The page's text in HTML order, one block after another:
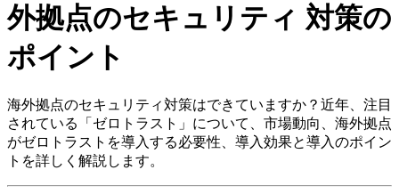
外拠点のセキュリティ 対策の
ポイント
海外拠点のセキュリティ対策はできていますか？近年、注目
されている「ゼロトラスト」について、市場動向、海外拠点
がゼロトラストを導入する必要性、導入効果と導入のポイン
トを詳しく解説します。